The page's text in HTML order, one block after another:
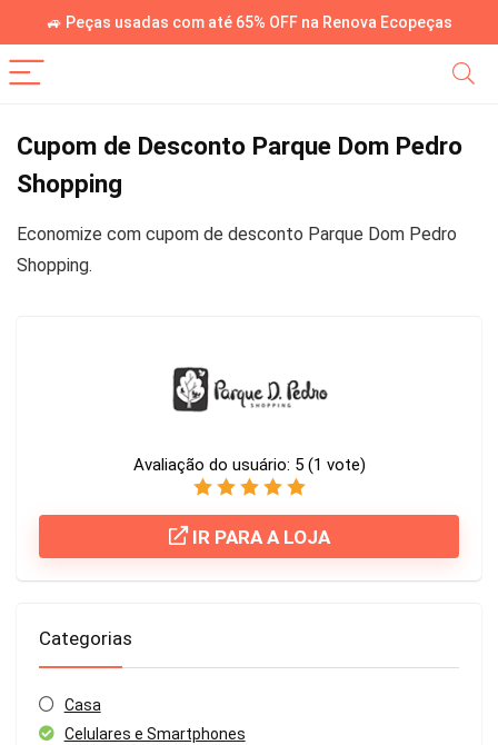
🚙 Peças usadas com até 65% OFF na Renova Ecopeças
Cupom de Desconto Parque Dom Pedro
Shopping
Economize com cupom de desconto Parque Dom Pedro
Shopping.
Avaliação do usuário: 5 (1 vote)
IR PARA A LOJA
Categorias
Casa
Celulares e Smartphones